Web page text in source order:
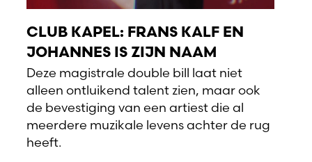
CLUB KAPEL: FRANS KALF EN
JOHANNES IS ZIJN NAAM
Deze magistrale double bill laat niet
alleen ontluikend talent zien, maar ook
de bevestiging van een artiest die al
meerdere muzikale levens achter de rug
heeft.